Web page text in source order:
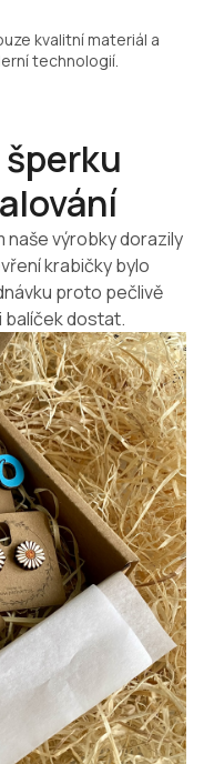
kvalitní materiál a
technologií.
naše výrobky dorazily
krabičky bylo
proto pečlivě
balíček dostat.